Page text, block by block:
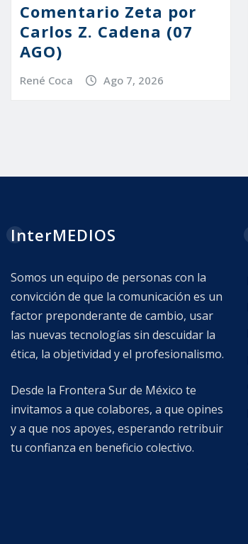
Comentario Zeta por
Carlos Z. Cadena (07
AGO)
René Coca Ago 7, 2026
InterMEDIOS
Somos un equipo de personas con la
convicción de que la comunicación es un
factor preponderante de cambio, usar
las nuevas tecnologías sin descuidar la
ética, la objetividad y el profesionalismo.
Desde la Frontera Sur de México te
invitamos a que colabores, a que opines
y a que nos apoyes, esperando retribuir
tu confianza en beneficio colectivo.